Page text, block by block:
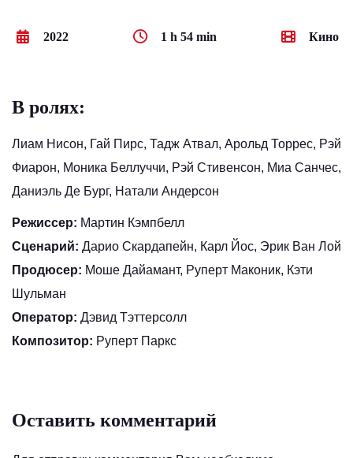
2022 1 h 54 min Кино
В ролях:
Лиам Нисон, Гай Пирс, Тадж Атвал, Арольд Торрес, Рэй
Фиарон, Моника Беллуччи, Рэй Стивенсон, Миа Санчес,
Даниэль Де Бург, Натали Андерсон
Режиссер: Мартин Кэмпбелл
Сценарий: Дарио Скардапейн, Карл Йос, Эрик Ван Лой
Продюсер: Моше Дайамант, Руперт Маконик, Кэти
Шульман
Оператор: Дэвид Тэттерсолл
Композитор: Руперт Паркс
Оставить комментарий